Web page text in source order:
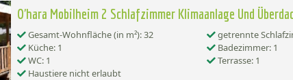
O'hara Mobilheim 2 Schlafzimmer Klimaanlage Und
Gesamt-Wohnfläche (in m²): 32
getrennte
Küche: 1
Badezimmer: 1
WC: 1
Terrasse: 1
Haustiere nicht erlaubt